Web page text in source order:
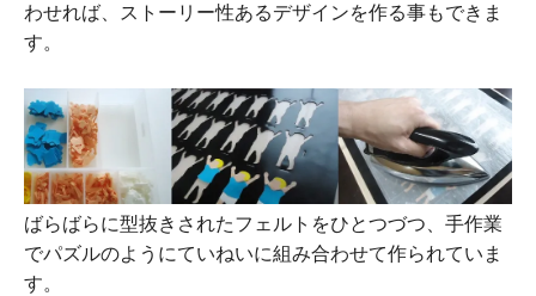
わせれば、ストーリー性あるデザインを作る事もできま
す。
ばらばらに型抜きされたフェルトをひとつづつ、手作業
でパズルのようにていねいに組み合わせて作られていま
す。